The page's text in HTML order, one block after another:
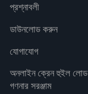
প্রশ্নাবলী
ডাউনলোড করুন
যোগাযোগ
অনলাইন ক্রেন হুইল লোড
গণনার সরঞ্জাম